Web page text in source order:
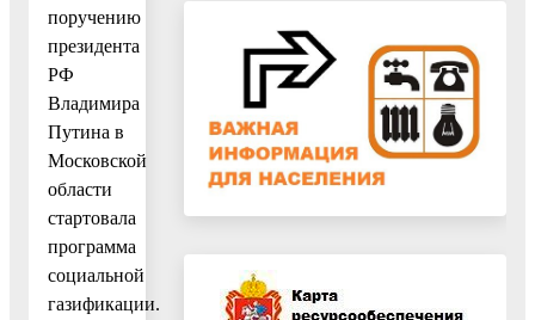
поручению
президента
РФ
Владимира
Путина в
Московской
области
стартовала
программа
социальной
газификации.